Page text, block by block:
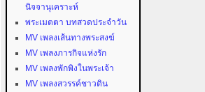
นิจจานุเคราะห์
พระเมตตา บทสวดประจำวัน
MV เพลงเส้นทางพระสงฆ์
MV เพลงภารกิจแห่งรัก
MV เพลงพักพิงในพระเจ้า
MV เพลงสวรรค์ชาวดิน